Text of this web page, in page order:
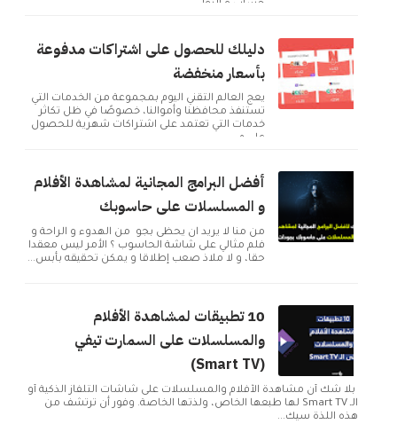
حساب و التوا...
دليلك للحصول على اشتراكات مدفوعة
بأسعار منخفضة
يعج العالم التقني اليوم بمجموعة من الخدمات التي
تستنفذ محافظنا وأموالنا، خصوصًا في ظل تكاثر
خدمات التي تعتمد على اشتراكات شهرية للحصول
على م...
أفضل البرامج المجانية لمشاهدة الأفلام
و المسلسلات على حاسوبك
من منا لا يريد ان يحظى بجو من الهدوء و الراحة و
فلم مثالي على شاشة الحاسوب ؟ الأمر ليس معقدا
حقا، و لا ملاذ صعب إطلاقا و يمكن تحقيقه بأبس...
10 تطبيقات لمشاهدة الأفلام
والمسلسلات على السمارت تيفي
(Smart TV)
بلا شك أن مشاهدة الأفلام والمسلسلات على شاشات التلفاز الذكية أو
الـ Smart TV لها طبعها الخاص، ولذتها الخاصة. وفور أن ترتشف من
هذه اللذة سيك...